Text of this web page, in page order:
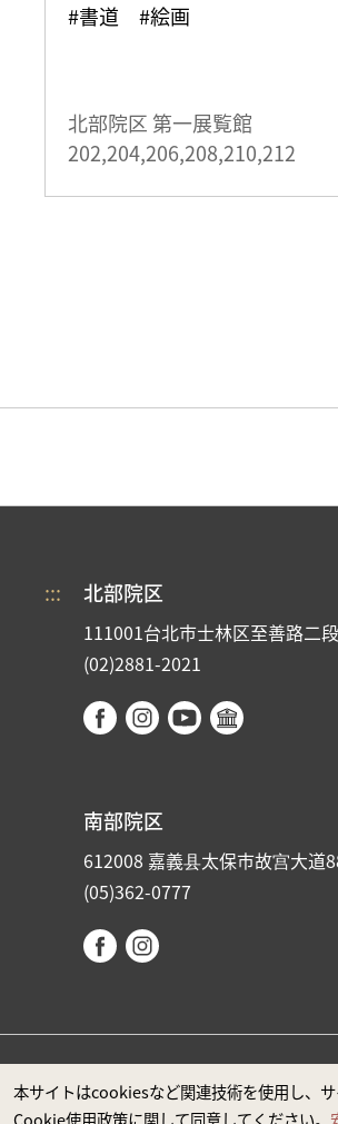
本サイトはcookiesなど関連技術を使用し、
Cookie使用政策に関して同意してください。
#書道 #絵画
北部院区 第一展覧館
202,204,206,208,210,212
::: 北部院区
111001台北市士林区至善路二
(02)2881-2021
南部院区
612008 嘉義县太保市故宫大道
(05)362-0777
国立故宮博物院著作権所有 本サ